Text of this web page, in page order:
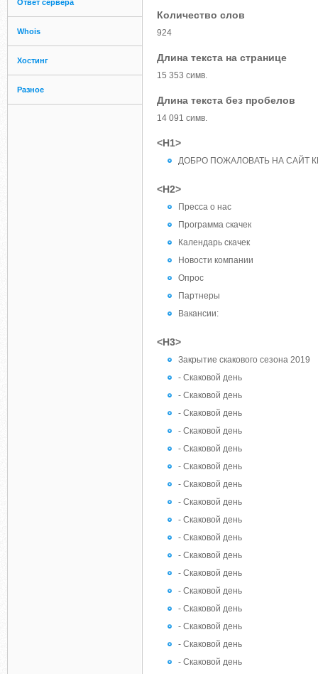
Ответ сервера
Whois
Хостинг
Разное
Количество слов
924
Длина текста на странице
15 353 симв.
Длина текста без пробелов
14 091 симв.
<H1>
ДОБРО ПОЖАЛОВАТЬ НА САЙТ
<H2>
Пресса о нас
Программа скачек
Календарь скачек
Новости компании
Опрос
Партнеры
Вакансии:
<H3>
Закрытие скакового сезона 2019
- Скаковой день
- Скаковой день
- Скаковой день
- Скаковой день
- Скаковой день
- Скаковой день
- Скаковой день
- Скаковой день
- Скаковой день
- Скаковой день
- Скаковой день
- Скаковой день
- Скаковой день
- Скаковой день
- Скаковой день
- Скаковой день
- Скаковой день